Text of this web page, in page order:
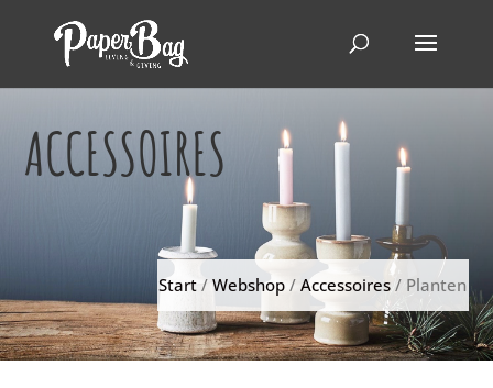
ACCESSOIRES
Start /Webshop /Accessoires / Planten